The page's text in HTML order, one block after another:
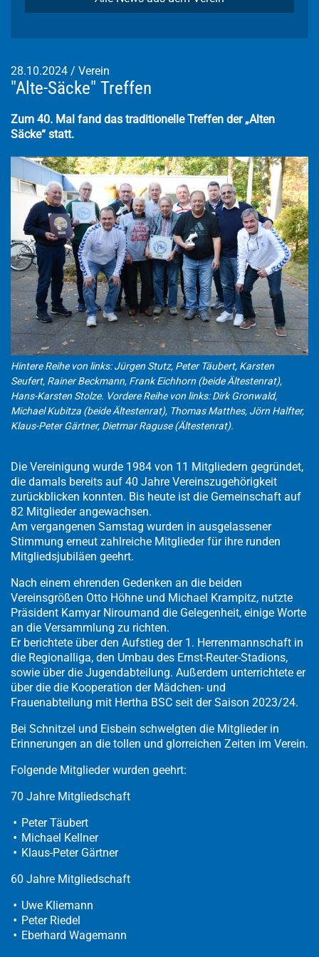
28.10.2024 / Verein
"Alte-Säcke" Treffen
Zum 40. Mal fand das traditionelle Treffen der „Alten
Säcke“ statt.
Hintere Reihe von links: Jürgen Stutz, Peter Täubert, Karsten
Seufert, Rainer Beckmann, Frank Eichhorn (beide Ältestenrat),
Hans-Karsten Stolze. Vordere Reihe von links: Dirk Gronwald,
Michael Kubitza (beide Ältestenrat), Thomas Matthes, Jörn Halfter,
Klaus-Peter Gärtner, Dietmar Raguse (Ältestenrat).
Die Vereinigung wurde 1984 von 11 Mitgliedern gegründet,
die damals bereits auf 40 Jahre Vereinszugehörigkeit
zurückblicken konnten. Bis heute ist die Gemeinschaft auf
82 Mitglieder angewachsen.
Am vergangenen Samstag wurden in ausgelassener
Stimmung erneut zahlreiche Mitglieder für ihre runden
Mitgliedsjubiläen geehrt.
Nach einem ehrenden Gedenken an die beiden
Vereinsgrößen Otto Höhne und Michael Krampitz, nutzte
Präsident Kamyar Niroumand die Gelegenheit, einige Worte
an die Versammlung zu richten.
Er berichtete über den Aufstieg der 1. Herrenmannschaft in
die Regionalliga, den Umbau des Ernst-Reuter-Stadions,
sowie über die Jugendabteilung. Außerdem unterrichtete er
über die die Kooperation der Mädchen- und
Frauenabteilung mit Hertha BSC seit der Saison 2023/24.
Bei Schnitzel und Eisbein schwelgten die Mitglieder in
Erinnerungen an die tollen und glorreichen Zeiten im Verein.
Folgende Mitglieder wurden geehrt:
70 Jahre Mitgliedschaft
Peter Täubert
Michael Kellner
Klaus-Peter Gärtner
60 Jahre Mitgliedschaft
Uwe Kliemann
Peter Riedel
Eberhard Wagemann